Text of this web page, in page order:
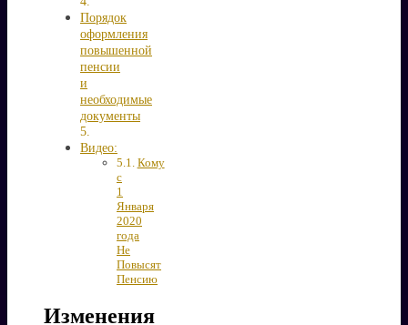
Порядок
оформления
повышенной
пенсии
и
необходимые
документы
Видео:
Кому
с
1
Января
2020
года
Не
Повысят
Пенсию
Изменения